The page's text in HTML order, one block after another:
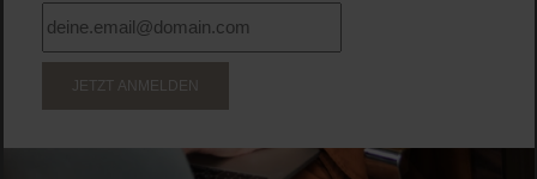
JETZT ANMELDEN